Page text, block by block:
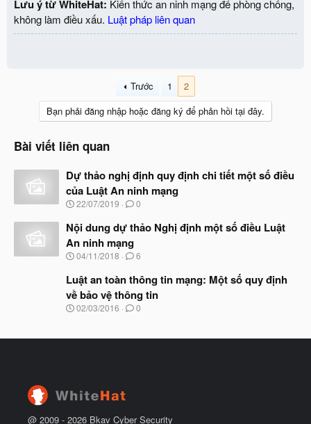
Lưu ý từ WhiteHat: Kiến thức an ninh mạng để phòng chống,
không làm điều xấu. Luật pháp liên quan
Trước 1
2
Bạn phải đăng nhập hoặc đăng ký để phản hồi tại đây.
Bài viết liên quan
Dự thảo nghị định quy định chi tiết một số điều
của Luật An ninh mạng
N
à
y
b
ắ
đ
ầ
u
22/07/2019 0
Nội dung dự thảo Nghị định một số điều Luật
An ninh mạng
N
à
b
ắ
04/11/2018 6
Luật an toàn thông tin mạng: Một số quy định
về bảo vệ thông tin
N
y
ầ
02/03/2016 0
@ 2009 - 2026 Bkav Cyber Security